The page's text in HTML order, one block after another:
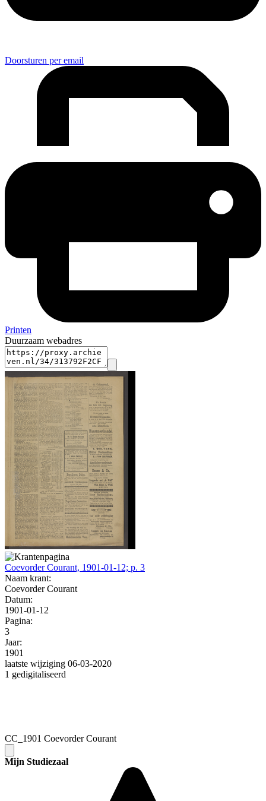
Doorsturen per email
Printen
Duurzaam webadres
Coevorder Courant, 1901-01-12; p. 3
Naam krant:
Coevorder Courant
Datum:
1901-01-12
Pagina:
3
Jaar:
1901
laatste wijziging 06-03-2020
1 gedigitaliseerd
CC_1901 Coevorder Courant
Mijn Studiezaal